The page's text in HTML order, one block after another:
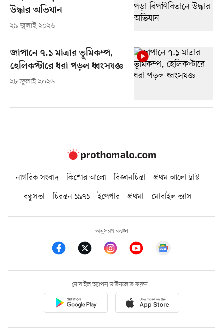
উদ্ধার অভিযান
২৯ জুলাই ২০২৬
জাপানে ৭.১ মাত্রার ভূমিকম্প,
হেলিকপ্টারে ধরা পড়ল ধ্বংসযজ্ঞ
২৮ জুলাই ২০২৬
নাগরিক সংবাদ কিশোর আলো বিজ্ঞানচিন্তা
প্রথম আলো ট্রাস্ট
বন্ধুসভা
চিরন্তন ১৯৭১ ইপেপার প্রথমা মোবাইল ভ্যাস
অনুসরণ করুন
মোবাইল অ্যাপস ডাউনলোড করুন